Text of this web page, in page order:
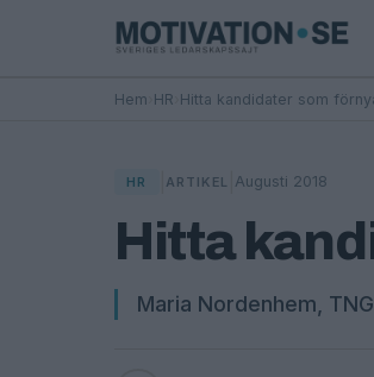
Hem HR Hitta kandidater som
HR ARTIKEL Augusti 2018
Hitta
Maria Nordenhem,